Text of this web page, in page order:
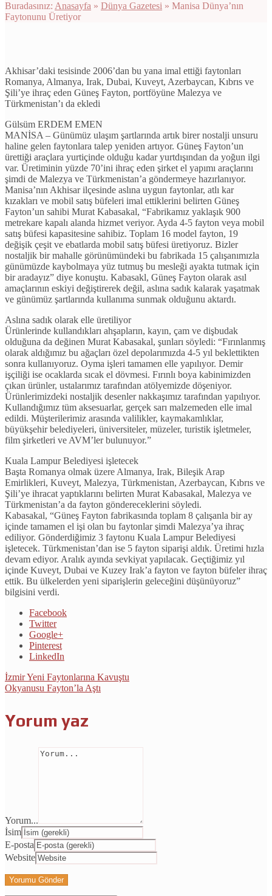
Buradasınız: Anasayfa » Dünya Gazetesi » Manisa Dünya’nın
Faytonunu Üretiyor
Akhisar’daki tesisinde 2006’dan bu yana imal ettiği faytonları
Romanya, Almanya, Irak, Dubai, Kuveyt, Azerbaycan, Kıbrıs ve
Şili’ye ihraç eden Güneş Fayton, portföyüne Malezya ve
Türkmenistan’ı da ekledi
Gülsüm ERDEM EMEN
MANİSA – Günümüz ulaşım şartlarında artık birer nostalji unsuru
haline gelen faytonlara talep yeniden artıyor. Güneş Fayton’un
ürettiği araçlara yurtiçinde olduğu kadar yurtdışından da yoğun ilgi
var. Üretiminin yüzde 70’ini ihraç eden şirket el yapımı araçlarını
şimdi de Malezya ve Türkmenistan’a göndermeye hazırlanıyor.
Manisa’nın Akhisar ilçesinde aslına uygun faytonlar, atlı kar
kızakları ve mobil satış büfeleri imal ettiklerini belirten Güneş
Fayton’un sahibi Murat Kabasakal, “Fabrikamız yaklaşık 900
metrekare kapalı alanda hizmet veriyor. Ayda 4-5 fayton veya mobil
satış büfesi kapasitesine sahibiz. Toplam 16 model fayton, 19
değişik çeşit ve ebatlarda mobil satış büfesi üretiyoruz. Bizler
nostaljik bir mahalle görünümündeki bu fabrikada 15 çalışanımızla
günümüzde kaybolmaya yüz tutmuş bu mesleği ayakta tutmak için
bir aradayız” diye konuştu. Kabasakl, Güneş Fayton olarak asıl
amaçlarının eskiyi değiştirerek değil, aslına sadık kalarak yaşatmak
ve günümüz şartlarında kullanıma sunmak olduğunu aktardı.
Aslına sadık olarak elle üretiliyor
Ürünlerinde kullandıkları ahşapların, kayın, çam ve dişbudak
olduğuna da değinen Murat Kabasakal, şunları söyledi: “Fırınlanmış
olarak aldığımız bu ağaçları özel depolarımızda 4-5 yıl beklettikten
sonra kullanıyoruz. Oyma işleri tamamen elle yapılıyor. Demir
işçiliği ise ocaklarda sıcak el dövmesi. Fırınlı boya kabinimizden
çıkan ürünler, ustalarımız tarafından atölyemizde döşeniyor.
Ürünlerimizdeki nostaljik desenler nakkaşımız tarafından yapılıyor.
Kullandığımız tüm aksesuarlar, gerçek sarı malzemeden elle imal
edildi. Müşterilerimiz arasında valilikler, kaymakamlıklar,
büyükşehir belediyeleri, üniversiteler, müzeler, turistik işletmeler,
film şirketleri ve AVM’ler bulunuyor.”
Kuala Lampur Belediyesi işletecek
Başta Romanya olmak üzere Almanya, Irak, Bileşik Arap
Emirlikleri, Kuveyt, Malezya, Türkmenistan, Azerbaycan, Kıbrıs ve
Şili’ye ihracat yaptıklarını belirten Murat Kabasakal, Malezya ve
Türkmenistan’a da fayton göndereceklerini söyledi.
Kabasakal, “Güneş Fayton fabrikasında toplam 8 çalışanla bir ay
içinde tamamen el işi olan bu faytonlar şimdi Malezya’ya ihraç
ediliyor. Gönderdiğimiz 3 faytonu Kuala Lampur Belediyesi
işletecek. Türkmenistan’dan ise 5 fayton siparişi aldık. Üretimi hızla
devam ediyor. Aralık ayında sevkiyat yapılacak. Geçtiğimiz yıl
içinde Kuveyt, Dubai ve Kuzey Irak’a fayton ve fayton büfeler ihraç
ettik. Bu ülkelerden yeni siparişlerin geleceğini düşünüyoruz”
bilgisini verdi.
Facebook
Twitter
Google+
Pinterest
LinkedIn
İzmir Yeni Faytonlarına Kavuştu
Okyanusu Fayton’la Aştı
Yorum yaz
Yorum...
İsim
E-posta
Website